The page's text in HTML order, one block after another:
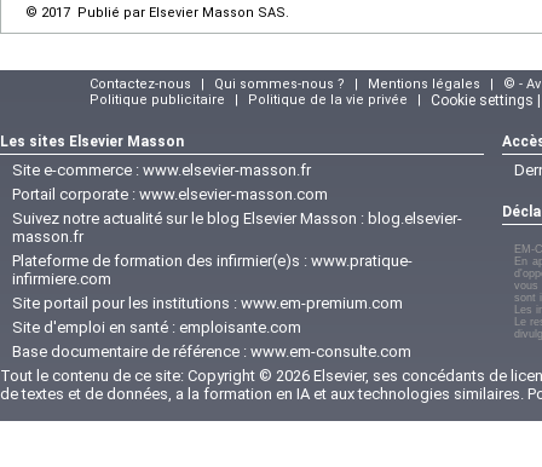
© 2017 Publié par Elsevier Masson SAS.
Contactez-nous Qui sommes-nous ? Mentions légales
© -
Politique publicitaire
Politique de la vie privée Cookie settings
Les sites Elsevier Masson
Site e-commerce : www.elsevier-masson.fr
Portail corporate : www.elsevier-masson.com
Suivez notre actualité sur le blog Elsevier Masson : blog.elsevier-
masson.fr
Plateforme de formation des infirmier(e)s : www.pratique-
infirmiere.com
Site portail pour les institutions : www.em-premium.com
Site d'emploi en santé : emploisante.com
Base documentaire de référence : www.em-consulte.com
EM-
En
vous
sont
Les
Le
Tout le contenu de ce site: Copyright © 2026 Elsevier, ses concédants de
de textes et de données, a la formation en IA et aux technologies similaires.